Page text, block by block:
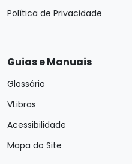
Política de Privacidade
Guias e Manuais
Glossário
VLibras
Acessibilidade
Mapa do Site